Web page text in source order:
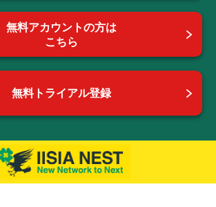
無料アカウントの方は
こちら
無料トライアル登録